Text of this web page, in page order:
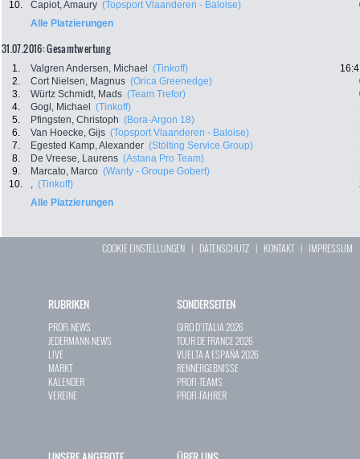
10.
Capiot, Amaury (Topsport Vlaanderen - Baloise)
Alle Platzierungen
31.07.2016: Gesamtwertung
1. Valgren Andersen, Michael (Tinkoff)
2.
Cort Nielsen, Magnus (Orica Greenedge)
3.
Würtz Schmidt, Mads (Team Trefor)
4.
Gogl, Michael (Tinkoff)
5.
Pfingsten, Christoph (Bora-Argon 18)
6.
Van Hoecke, Gijs (Topsport Vlaanderen - Baloise)
7.
Egested Kamp, Alexander (Stölting Service Group)
8.
De Vreese, Laurens (Astana Pro Team)
9.
Marcato, Marco (Wanty - Groupe Gobert)
10.
, (Tinkoff)
Alle Platzierungen
COOKIE EINSTELLUNGEN | DATENSCHUTZ | KONTAKT| IMPRESSUM
RUBRIKEN
PROFI-NEWS
JEDERMANN-NEWS
LIVE
MARKT
KALENDER
VEREINE
SONDERSEITEN
GIRO D`ITALIA 2026
TOUR DE FRANCE 2026
VUELTA A ESPAÑA 2026
RENNERGEBNISSE
PROFI-TEAMS
PROFI-FAHRER